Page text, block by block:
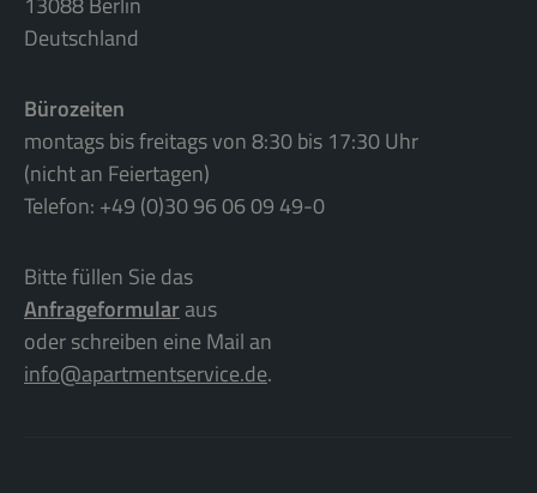
Deutschland
Bürozeiten
montags bis freitags von 8:30 bis 17:30 Uhr
(nicht an Feiertagen)
Telefon: +49 (0)30 96 06 09 49-0
Bitte füllen Sie das
Anfrageformularaus
oder schreiben eine Mail an
info@apartmentservice.de.